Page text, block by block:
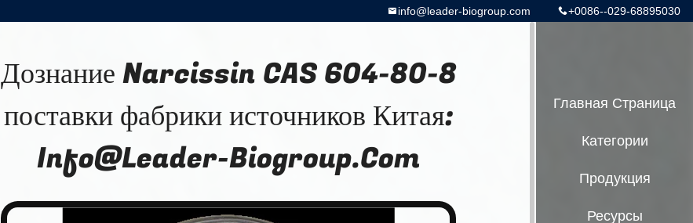
+0086--029-68895030
info@leader-biogroup.com
Дознание Narcissin CAS 604-80-8
поставки фабрики источников Китая:
Info@Leader-Biogroup.Com
Главная Страница
Категории
Продукция
Ресурсы